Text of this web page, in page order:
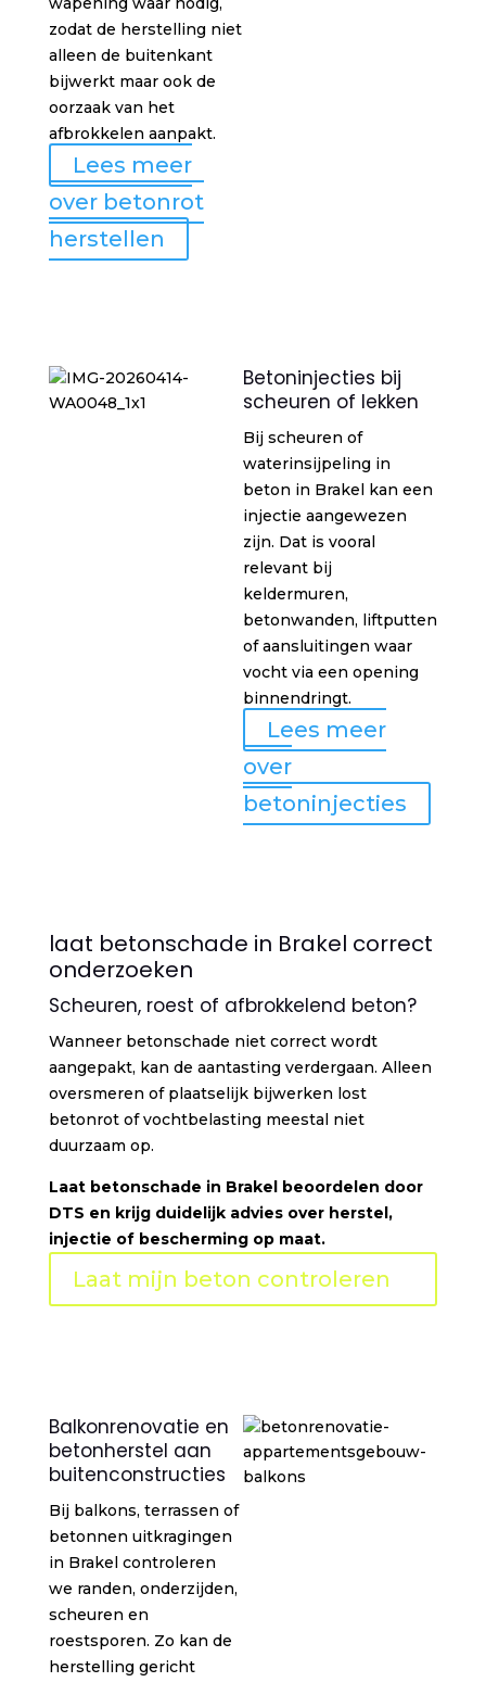
zodat de herstelling niet
alleen de buitenkant
bijwerkt maar ook de
oorzaak van het
afbrokkelen aanpakt.
Lees meer
over betonrot
herstellen
Betoninjecties bij
scheuren of lekken
Bij scheuren of
waterinsijpeling in
beton in Brakel kan een
injectie aangewezen
zijn. Dat is vooral
relevant bij
keldermuren,
betonwanden, liftputten
of aansluitingen waar
vocht via een opening
binnendringt.
Lees meer
over
betoninjecties
laat betonschade in Brakel correct
onderzoeken
Scheuren, roest of afbrokkelend beton?
Wanneer betonschade niet correct wordt
aangepakt, kan de aantasting verdergaan. Alleen
oversmeren of plaatselijk bijwerken lost
betonrot of vochtbelasting meestal niet
duurzaam op.
Laat betonschade in Brakel beoordelen door
DTS en krijg duidelijk advies over herstel,
injectie of bescherming op maat.
Laat mijn beton controleren
Balkonrenovatie en
betonherstel aan
buitenconstructies
Bij balkons, terrassen of
betonnen uitkragingen
in Brakel controleren
we randen, onderzijden,
scheuren en
roestsporen. Zo kan de
herstelling gericht